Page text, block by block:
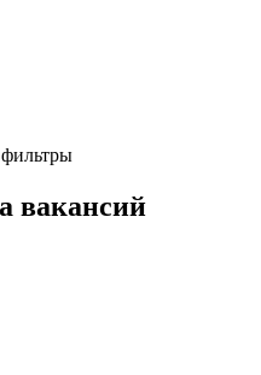
вакансий